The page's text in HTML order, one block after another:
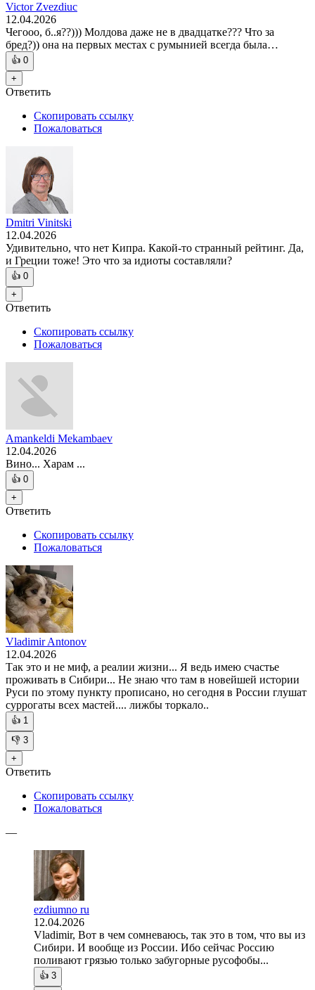
Victor Zvezdiuc
12.04.2026
Чегооо, б..я??))) Молдова даже не в двадцатке??? Что за
бред?)) она на первых местах с румынией всегда была…
👍 0
+
Ответить
Скопировать ссылку
Пожаловаться
Dmitri Vinitski
12.04.2026
Удивительно, что нет Кипра. Какой-то странный рейтинг. Да,
и Греции тоже! Это что за идиоты составляли?
👍 0
+
Ответить
Скопировать ссылку
Пожаловаться
Amankeldi Mekambaev
12.04.2026
Вино... Харам ...
👍 0
+
Ответить
Скопировать ссылку
Пожаловаться
Vladimir Antonov
12.04.2026
Так это и не миф, а реалии жизни... Я ведь имею счастье
проживать в Сибири... Не знаю что там в новейшей истории
Руси по этому пункту прописано, но сегодня в России глушат
суррогаты всех мастей.... лижбы торкало..
👍 1
👎 3
+
Ответить
Скопировать ссылку
Пожаловаться
—
ezdiumno ru
12.04.2026
Vladimir, Вот в чем сомневаюсь, так это в том, что вы из
Сибири. И вообще из России. Ибо сейчас Россию
поливают грязью только забугорные русофобы...
👍 3